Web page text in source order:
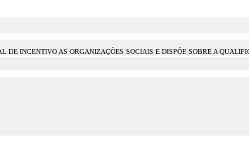
INCENTIVO AS ORGANIZAÇÕES SOCIAIS E DISPÕE SOBRE A